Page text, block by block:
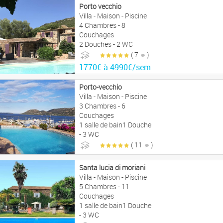
Porto vecchio
Villa - Maison - Piscine
4 Chambres - 8
Couchages
2 Douches - 2 WC
( 7
)
1770€ à 4990€/sem
Porto-vecchio
Villa - Maison - Piscine
3 Chambres - 6
Couchages
1 salle de bain1 Douche
- 3 WC
( 11
)
1590€ à 5090€/sem
Santa lucia di moriani
Villa - Maison - Piscine
5 Chambres - 11
Couchages
1 salle de bain1 Douche
- 3 WC